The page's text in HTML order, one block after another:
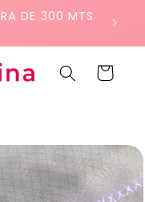
DE 300 MTS
Carrito